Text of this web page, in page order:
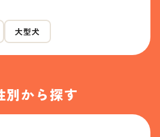
大型犬
別から探す